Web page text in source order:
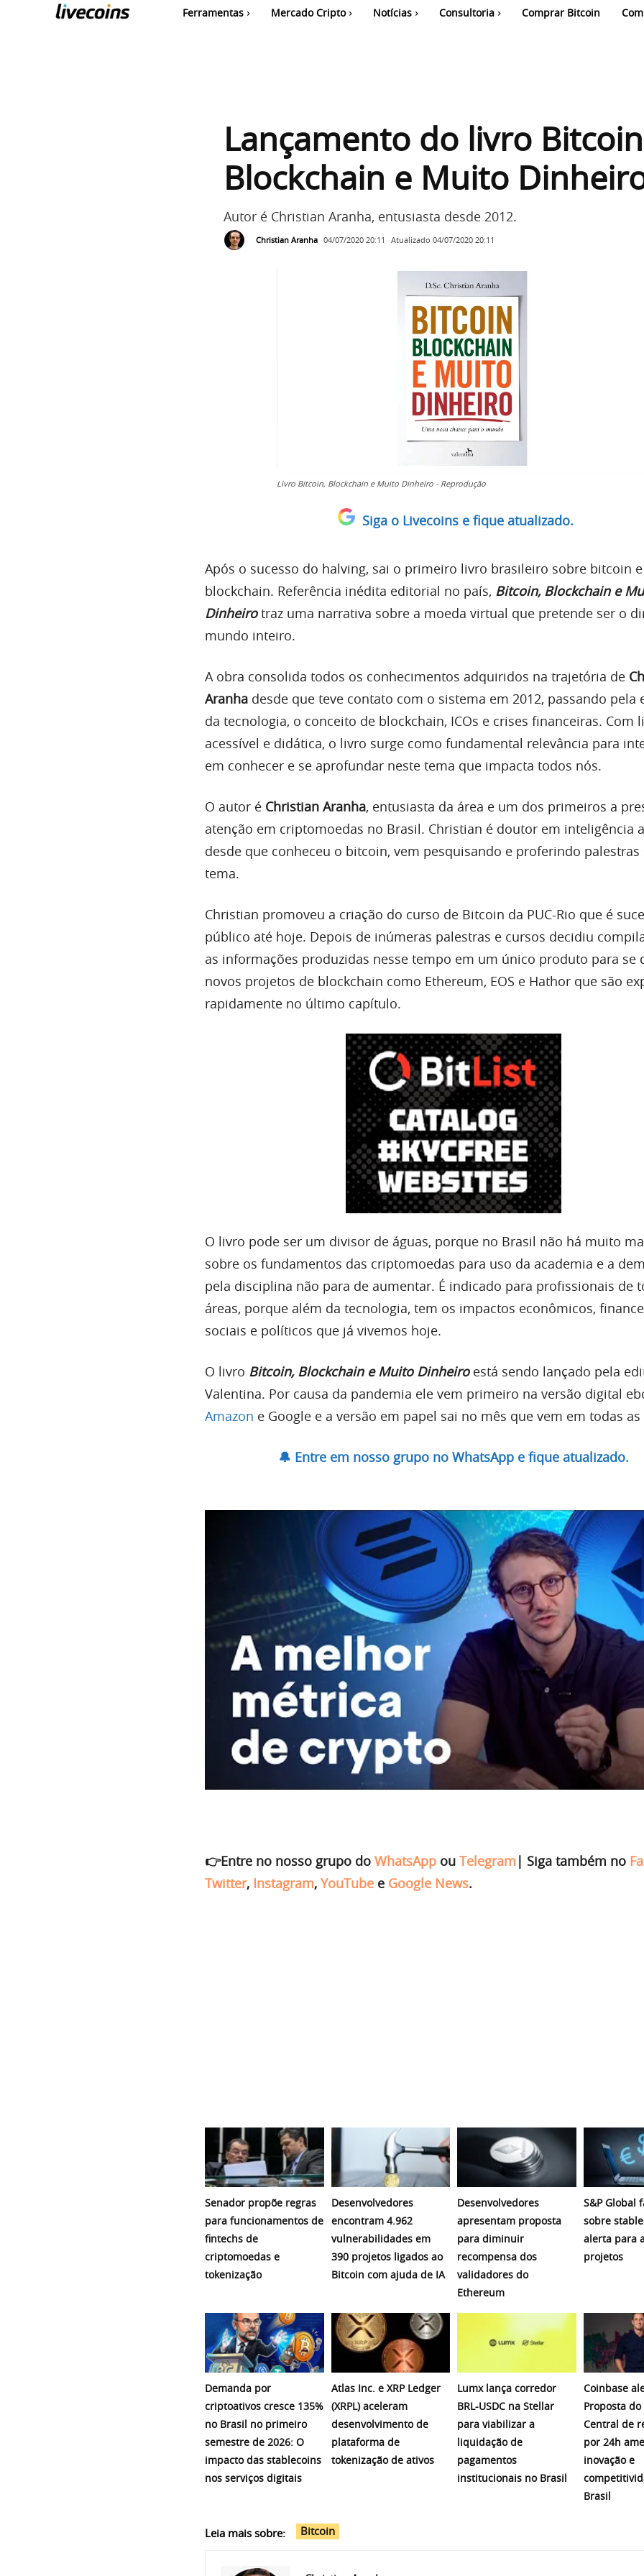
Ferramentas Mercado Cripto Notícias Consultoria Comprar Bitcoin
Lançamento do livro
Blockchain e Muito
Autor é Christian Aranha, entusiasta desde 2012.
Christian Aranha 04/07/2020 20:11 Atualizado 04/07/2020 20:11
Livro Bitcoin, Blockchain e Muito Dinheiro - Reprodução
Siga o Livecoins e fique atualizado.
Após o sucesso do halving, sai o primeiro livro brasileiro sobre bitcoin e
blockchain. Referência inédita editorial no país, Bitcoin, Blockchain e
Dinheirotraz uma narrativa sobre a moeda virtual que pretende ser o
mundo inteiro.
A obra consolida todos os conhecimentos adquiridos na trajetória de
Aranha desde que teve contato com o sistema em 2012, passando pela
da tecnologia, o conceito de blockchain, ICOs e crises financeiras. Com
acessível e didática, o livro surge como fundamental relevância para
em conhecer e se aprofundar neste tema que impacta todos nós.
O autor é Christian Aranha, entusiasta da área e um dos primeiros a
atenção em criptomoedas no Brasil. Christian é doutor em inteligência
desde que conheceu o bitcoin, vem pesquisando e proferindo palestras
tema.
Christian promoveu a criação do curso de Bitcoin da PUC-Rio que é
público até hoje. Depois de inúmeras palestras e cursos decidiu
as informações produzidas nesse tempo em um único produto para se
novos projetos de blockchain como Ethereum, EOS e Hathor que são
rapidamente no último capítulo.
O livro pode ser um divisor de águas, porque no Brasil não há muito
sobre os fundamentos das criptomoedas para uso da academia e a
pela disciplina não para de aumentar. É indicado para profissionais de
áreas, porque além da tecnologia, tem os impactos econômicos,
sociais e políticos que já vivemos hoje.
O livro Bitcoin, Blockchain e Muito Dinheiroestá sendo lançado pela
Valentina. Por causa da pandemia ele vem primeiro na versão digital
Amazon e Google e a versão em papel sai no mês que vem em todas
🔔 Entre em nosso grupo no WhatsApp e fique atualizado.
👉Entre no nosso grupo do WhatsApp ou Telegram | Siga também no
Twitter, Instagram, YouTube e Google News.
Senador propõe regras
para funcionamentos de
fintechs de
criptomoedas e
tokenização
Desenvolvedores
encontram 4.962
vulnerabilidades em
390 projetos ligados ao
Bitcoin com ajuda de IA
Desenvolvedores
apresentam proposta
para diminuir
recompensa dos
validadores do
Ethereum
S&P Global
sobre
alerta para
projetos
Demanda por
criptoativos cresce 135%
no Brasil no primeiro
semestre de 2026: O
impacto das stablecoins
nos serviços digitais
Atlas Inc. e XRP Ledger
(XRPL) aceleram
desenvolvimento de
plataforma de
tokenização de ativos
Lumx lança corredor
BRL-USDC na Stellar
para viabilizar a
liquidação de
pagamentos
institucionais no Brasil
Coinbase
Proposta do
Central de
por 24h
inovação e
Brasil
Leia mais sobre: Bitcoin